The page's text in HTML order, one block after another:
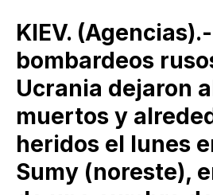
KIEV.
bombardeos
Ucrania dejaron
muertos y
heridos el lunes
Sumy (noreste),